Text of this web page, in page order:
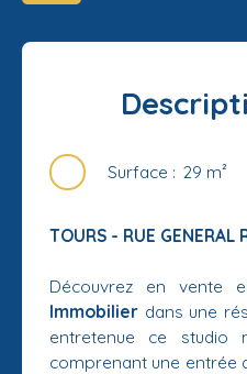
Surface : 29 m²
TOURS - RUE GENERAL
Découvrez en vente
Immobilier dans une
entretenue ce studio
comprenant une entrée